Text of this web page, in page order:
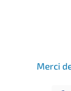
Merci